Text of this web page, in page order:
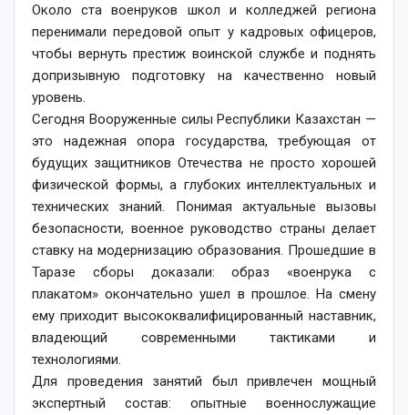
Около ста военруков школ и колледжей региона
перенимали передовой опыт у кадровых офицеров,
чтобы вернуть престиж воинской службе и поднять
допризывную подготовку на качественно новый
уровень.
Сегодня Вооруженные силы Республики Казахстан —
это надежная опора государства, требующая от
будущих защитников Отечества не просто хорошей
физической формы, а глубоких интеллектуальных и
технических знаний. Понимая актуальные вызовы
безопасности, военное руководство страны делает
ставку на модернизацию образования. Прошедшие в
Таразе сборы доказали: образ «военрука с
плакатом» окончательно ушел в прошлое. На смену
ему приходит высококвалифицированный наставник,
владеющий современными тактиками и
технологиями.
Для проведения занятий был привлечен мощный
экспертный состав: опытные военнослужащие